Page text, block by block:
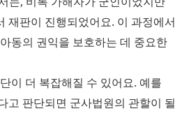
재판이 진행되었어요. 이 과정에서
동의 권익을 보호하는 데 중요한
이 더 복잡해질 수 있어요. 예를
고 판단되면 군사법원의 관할이 될